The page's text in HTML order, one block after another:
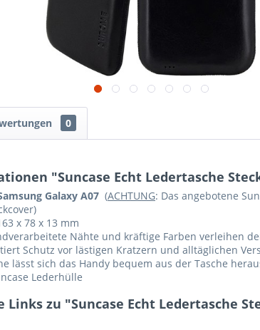
0
"Suncase Echt Ledertasche
Galaxy A07 (ACHTUNG: Das angebotene
x 78 x 13 mm
Nähte und kräftige Farben verleihen
Schutz vor lästigen Kratzern und alltäglichen
lässt sich das Handy bequem aus der Tasche
Lederhülle
zu "Suncase Echt Ledertasche